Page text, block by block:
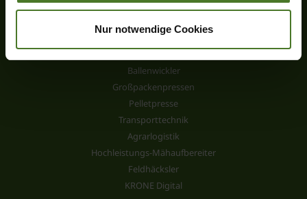
Nur notwendige Cookies
Scheibenmähwerke
Kreiselschwader
Ballenwickler
Großpackenpressen
Pelletpresse
Transporttechnik
Agrarlogistik
Hochleistungs-Mähaufbereiter
Feldhäcksler
KRONE Digital